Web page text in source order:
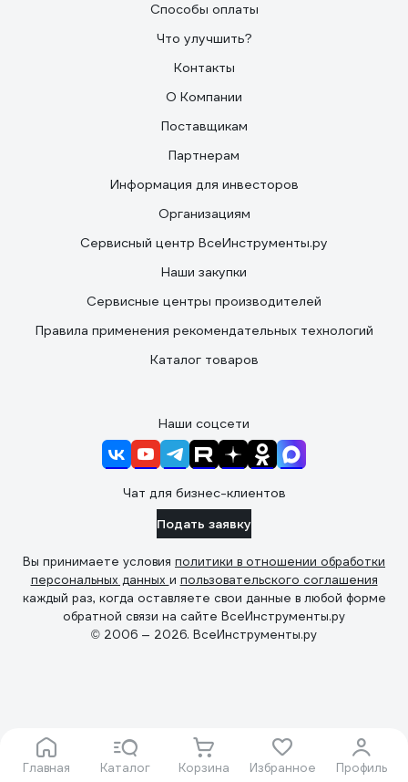
Главная Каталог Корзина Избранное Профиль
Способы оплаты
Что улучшить?
Контакты
О Компании
Поставщикам
Партнерам
Информация для инвесторов
Организациям
Сервисный центр ВсеИнструменты.ру
Наши закупки
Сервисные центры производителей
Правила применения рекомендательных технологий
Каталог товаров
Наши соцсети
Чат для бизнес-клиентов
Подать заявку
Вы принимаете условия политики в отношении обработки
персональных данных и пользовательского соглашения
каждый раз, когда оставляете свои данные в любой форме
обратной связи на сайте ВсеИнструменты.ру
© 2006 — 2026. ВсеИнструменты.ру